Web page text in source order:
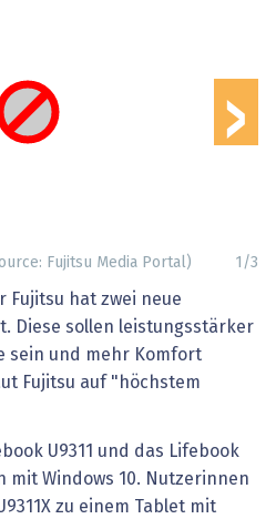
›
1 /3
Fujitsu Media Portal)
Fujitsu hat zwei neue
Diese sollen leistungsstärker
sein und mehr Komfort
Fujitsu auf "höchstem
U9311 und das Lifebook
mit Windows 10. Nutzerinnen
zu einem Tablet mit